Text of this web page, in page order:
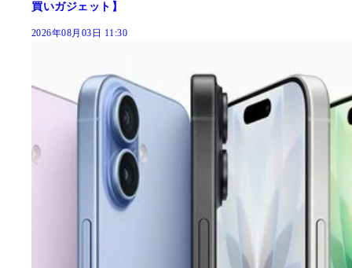
買いガジェット】
2026年08月03日 11:30